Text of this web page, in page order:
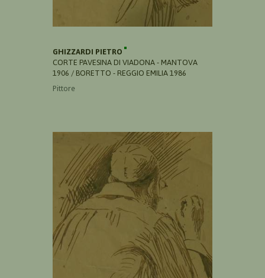
GHIZZARDI PIETRO
CORTE PAVESINA DI VIADONA - MANTOVA
1906 / BORETTO - REGGIO EMILIA 1986
Pittore